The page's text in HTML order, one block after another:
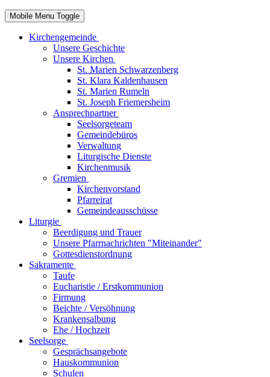
Mobile Menu Toggle
Kirchengemeinde
Unsere Geschichte
Unsere Kirchen
St. Marien Schwarzenberg
St. Klara Kaldenhausen
St. Marien Rumeln
St. Joseph Friemersheim
Ansprechpartner
Seelsorgeteam
Gemeindebüros
Verwaltung
Liturgische Dienste
Kirchenmusik
Gremien
Kirchenvorstand
Pfarreirat
Gemeindeausschüsse
Liturgie
Beerdigung und Trauer
Unsere Pfarrnachrichten "Miteinander"
Gottesdienstordnung
Sakramente
Taufe
Eucharistie / Erstkommunion
Firmung
Beichte / Versöhnung
Krankensalbung
Ehe / Hochzeit
Seelsorge
Gesprächsangebote
Hauskommunion
Schulen